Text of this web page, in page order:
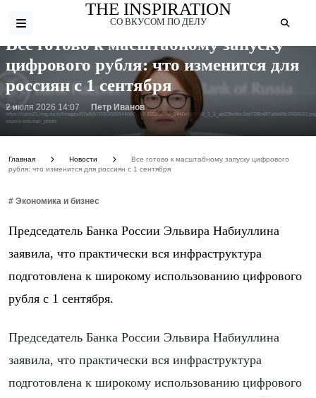
THE INSPIRATION
СО ВКУСОМ ПО ДЕЛУ
Фото:
https://cdnn21.img.ria.ru/images/07e9/07/03/
source-sid=rian_photo
Все готово к масштабному запуску
цифрового рубля: что изменится для
россиян с 1 сентября
2 июля 2026 14:07 Петр Иванов
Главная Новости
Все готово к масштабному запуску цифрового
рубля: что изменится для россиян с 1 сентября
# Экономика и бизнес
Председатель Банка России Эльвира Набиуллина
заявила, что практически вся инфраструктура
подготовлена к широкому использованию цифрового
рубля с 1 сентября.
Председатель Банка России Эльвира Набиуллина
заявила, что практически вся инфраструктура
подготовлена к широкому использованию цифрового